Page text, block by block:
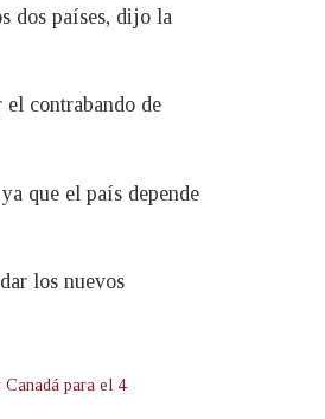
dos países, dijo la
contrabando de
que el país depende
los nuevos
Canadá para el 4